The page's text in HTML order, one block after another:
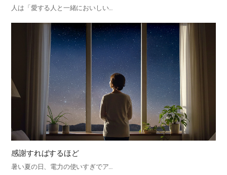
人は「愛する人と一緒においしい…
感謝すればするほど
暑い夏の日、電力の使いすぎでア…